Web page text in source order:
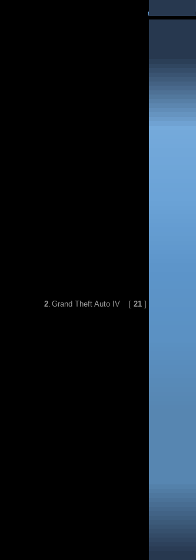
2. Grand Theft Auto IV [ 21 ]